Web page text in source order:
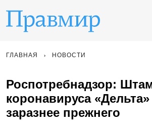
ГЛАВНАЯ НОВОСТИ
Роспотребнадзор:
коронавируса
заразнее прежнего